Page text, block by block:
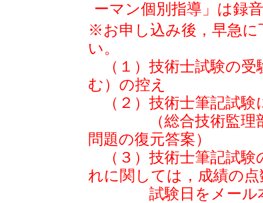
ーマン個別指導」は録
※お申し込み後，早急に
い。
（１）技術士試験の受
む）の控え
（２）技術士筆記試験
（総合技術監理部門
問題の復元答案）
（３）技術士筆記試験
れに関しては，成績の
試験日をメール本